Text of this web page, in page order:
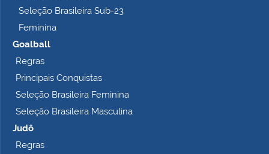
Seleção Brasileira Sub-23
Feminina
Goalball
Regras
Principais Conquistas
Seleção Brasileira Feminina
Seleção Brasileira Masculina
Judô
Regras